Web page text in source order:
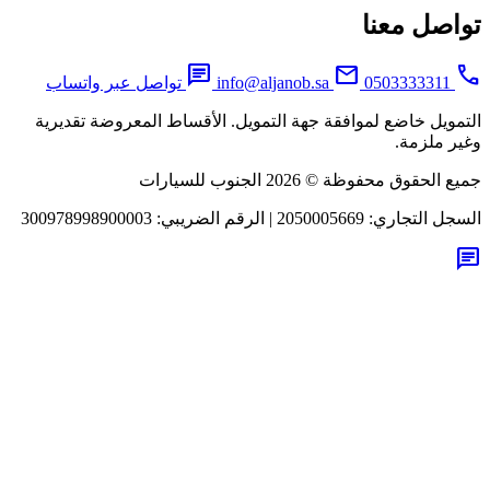
معنا
0503333311
mail
info@aljanob.sa
chatتواصل عبر واتساب
خاضع لموافقة جهة التمويل. الأقساط المعروضة تقديرية
ملزمة.
محفوظة © 2026 الجنوب للسيارات
التجاري:2050005669
| الرقم الضريبي: 300978998900003